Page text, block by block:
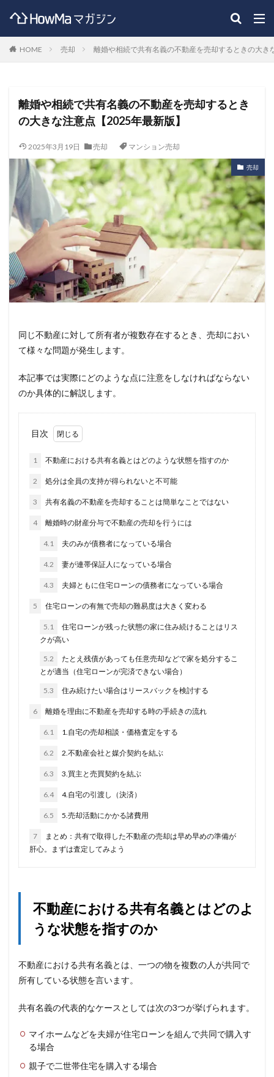
HOME 売却 離婚や相続で共有名義の不動産を売却するときの大き
離婚や相続で共有名義の不動産を売却するとき
の大きな注意点【2025年最新版】
2025年3月19日 売却 マンション売却
売却
同じ不動産に対して所有者が複数存在するとき、売却におい
て様々な問題が発生します。
本記事では実際にどのような点に注意をしなければならない
のか具体的に解説します。
目次
1 不動産における共有名義とはどのような状態を指すのか
2 処分は全員の支持が得られないと不可能
3 共有名義の不動産を売却することは簡単なことではない
4 離婚時の財産分与で不動産の売却を行うには
4.1 夫のみが債務者になっている場合
4.2 妻が連帯保証人になっている場合
4.3 夫婦ともに住宅ローンの債務者になっている場合
5 住宅ローンの有無で売却の難易度は大きく変わる
5.1
住宅ローンが残った状態の家に住み続けることはリス
クが高い
5.2
たとえ残債があっても任意売却などで家を処分するこ
とが適当（住宅ローンが完済できない場合）
5.3 住み続けたい場合はリースバックを検討する
6 離婚を理由に不動産を売却する時の手続きの流れ
6.1 1.自宅の売却相談・価格査定をする
6.2 2.不動産会社と媒介契約を結ぶ
6.3 3.買主と売買契約を結ぶ
6.4 4.自宅の引渡し（決済）
6.5 5.売却活動にかかる諸費用
7
まとめ：共有で取得した不動産の売却は早め早めの準備が
肝心。まずは査定してみよう
不動産における共有名義とはどのよ
うな状態を指すのか
不動産における共有名義とは、一つの物を複数の人が共同で
所有している状態を言います。
共有名義の代表的なケースとしては次の3つが挙げられます。
マイホームなどを夫婦が住宅ローンを組んで共同で購入す
る場合
親子で二世帯住宅を購入する場合